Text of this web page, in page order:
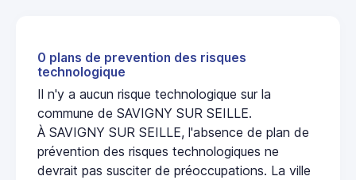
0 plans de prevention des risques
technologique
Il n'y a aucun risque technologique sur la
commune de SAVIGNY SUR SEILLE.
À SAVIGNY SUR SEILLE, l'absence de plan de
prévention des risques technologiques ne
devrait pas susciter de préoccupations. La ville